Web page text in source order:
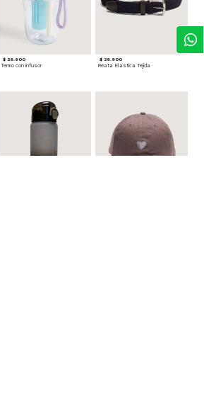
$ 29.900
Termo con infusor
$ 29.900
Reata Elastica Tejida